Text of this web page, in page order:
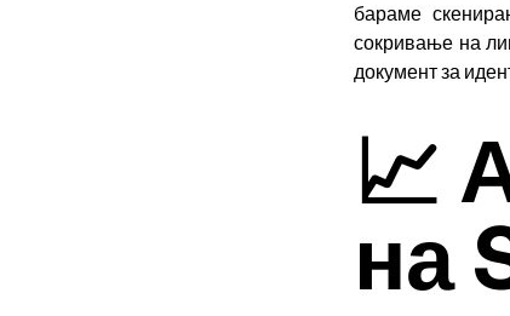
бараме
сокривање на
документ за
📈
на